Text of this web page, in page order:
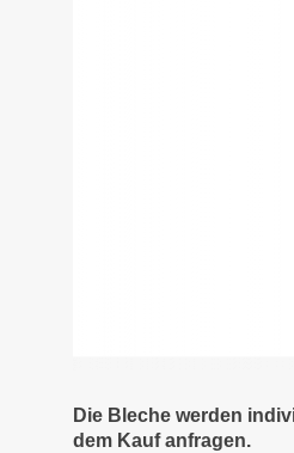
Die Bleche werden
dem Kauf anfragen.